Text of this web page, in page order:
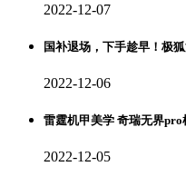
2022-12-07
国补退场，下手趁早！极
2022-12-06
雷霆机甲美学 奇瑞无界
2022-12-05